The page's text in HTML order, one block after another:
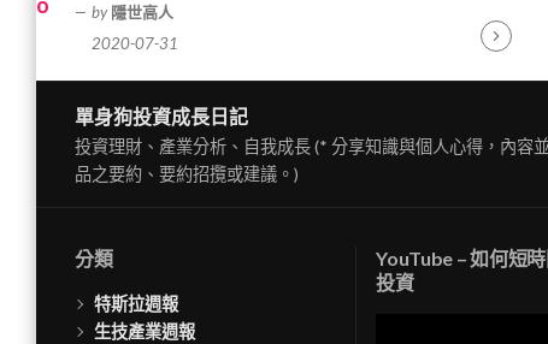
by 隱世高人
2020-07-31
Continue
單身狗投資成長日記
投資理財、產業分析、自我成長 (* 分享知識與個人心得，內容
品之要約、要約招攬或建議。)
分類
特斯拉週報
生技產業週報
YouTube – 如何短
投資